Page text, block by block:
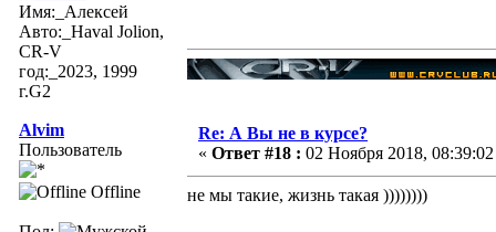
Имя:_Алексей
Авто:_Haval Jolion,
CR-V
год:_2023, 1999
г.G2
Alvim
Пользователь
Offline
Re: А Вы не в курсе?
« Ответ #18 : 02 Ноября 2018,
не мы такие, жизнь такая ))))))))